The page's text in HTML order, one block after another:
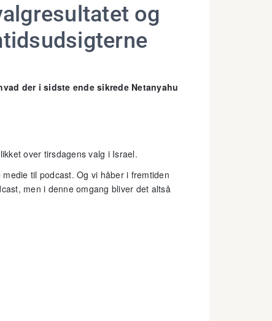
og
der i sidste ende sikrede Netanyahu
over tirsdagens valg i Israel.
til podcast. Og vi håber i fremtiden
men i denne omgang bliver det altså